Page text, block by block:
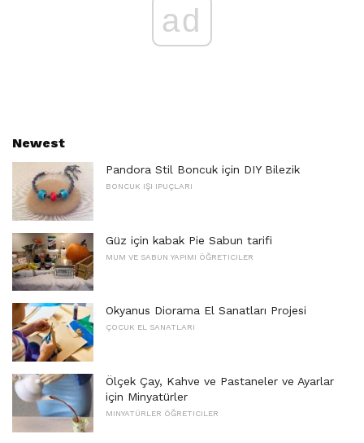
ad
Newest
Pandora Stil Boncuk için DIY Bilezik
BONCUK IŞI IPUÇLARI
Güz için kabak Pie Sabun tarifi
MUM VE SABUN YAPIMI ÖĞRETICILER
Okyanus Diorama El Sanatları Projesi
ÇOCUK EL SANATLARI
Ölçek Çay, Kahve ve Pastaneler ve Ayarlar
için Minyatürler
MINYATÜRLER ÖĞRETICILER